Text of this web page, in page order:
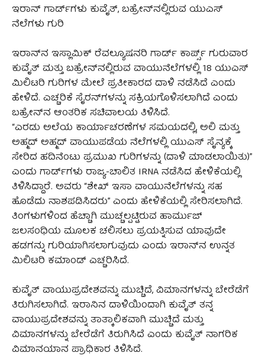
ಇರಾನ್ ಗಾರ್ಡ್‌ಗಳು ಕುವೈತ್, ಬಹ್ರೇನ್‌ನಲ್ಲಿರುವ ಯುಎಸ್
ನೆಲೆಗಳು ಗುರಿ
ಇರಾನ್‌ನ ಇಸ್ಲಾಮಿಕ್ ರೆವಲ್ಯೂಷನರಿ ಗಾರ್ಡ್ ಕಾರ್ಪ್ಸ್ ಗುರುವಾರ
ಕುವೈತ್ ಮತ್ತು ಬಹ್ರೇನ್‌ನಲ್ಲಿರುವ ವಾಯುನೆಲೆಗಳಲ್ಲಿ 18 ಯುಎಸ್
ಮಿಲಿಟರಿ ಗುರಿಗಳ ಮೇಲೆ ಪ್ರತೀಕಾರದ ದಾಳಿ ನಡೆಸಿದೆ ಎಂದು
ಹೇಳಿದೆ. ಎಚ್ಚರಿಕೆ ಸೈರನ್‌ಗಳನ್ನು ಸಕ್ರಿಯಗೊಳಿಸಲಾಗಿದೆ ಎಂದು
ಬಹ್ರೇನ್‌ನ ಆಂತರಿಕ ಸಚಿವಾಲಯ ತಿಳಿಸಿದೆ.
“ಎರಡು ಅಲೆಯ ಕಾರ್ಯಾಚರಣೆಗಳ ಸಮಯದಲ್ಲಿ, ಅಲಿ ಮತ್ತು
ಅಹ್ಮದ್ ಅಹ್ಮದ್ ವಾಯುಪಡೆಯ ನೆಲೆಗಳಲ್ಲಿ ಯುಎಸ್ ಸೈನ್ಯಕ್ಕೆ
ಸೇರಿದ ಹದಿನೆಂಟು ಪ್ರಮುಖ ಗುರಿಗಳನ್ನು (ದಾಳಿ ಮಾಡಲಾಯಿತು)”
ಎಂದು ಗಾರ್ಡ್‌ಗಳು ರಾಜ್ಯ-ಚಾಲಿತ IRNA ನಡೆಸಿದ ಹೇಳಿಕೆಯಲ್ಲಿ
ತಿಳಿಸಿದ್ದಾರೆ. ಅವರು “ಶೇಖ್ ಇಸಾ ವಾಯುನೆಲೆಗಳನ್ನು ಸಹ
ಹೊಡೆದು ನಾಶಪಡಿಸಿದರು” ಎಂದು ಹೇಳಿಕೆಯಲ್ಲಿ ಸೇರಿಸಲಾಗಿದೆ.
ತಿಂಗಳುಗಳಿಂದ ಹೆಚ್ಚಾಗಿ ಮುಚ್ಚಲ್ಪಟ್ಟಿರುವ ಹಾರ್ಮುಜ್
ಜಲಸಂಧಿಯ ಮೂಲಕ ಚಲಿಸಲು ಪ್ರಯತ್ನಿಸುವ ಯಾವುದೇ
ಹಡಗನ್ನು ಗುರಿಯಾಗಿಸಲಾಗುವುದು ಎಂದು ಇರಾನ್‌ನ ಉನ್ನತ
ಮಿಲಿಟರಿ ಕಮಾಂಡ್ ಎಚ್ಚರಿಸಿದೆ.
ಕುವೈತ್ ವಾಯುಪ್ರದೇಶವನ್ನು ಮುಚ್ಚಿದೆ, ವಿಮಾನಗಳನ್ನು ಬೇರೆಡೆಗೆ
ತಿರುಗಿಸಲಾಗಿದೆ. ಇರಾನಿನ ದಾಳಿಯಿಂದಾಗಿ ಕುವೈತ್ ತನ್ನ
ವಾಯುಪ್ರದೇಶವನ್ನು ತಾತ್ಕಾಲಿಕವಾಗಿ ಮುಚ್ಚಿದೆ ಮತ್ತು
ವಿಮಾನಗಳನ್ನು ಬೇರೆಡೆಗೆ ತಿರುಗಿಸಿದೆ ಎಂದು ಕುವೈತ್ ನಾಗರಿಕ
ವಿಮಾನಯಾನ ಪ್ರಾಧಿಕಾರ ತಿಳಿಸಿದೆ.